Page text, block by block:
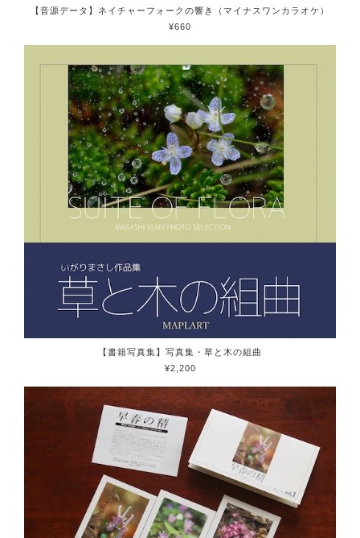
【音源データ】ネイチャーフォークの響き（マイナスワンカラオケ）
¥660
【書籍写真集】写真集・草と木の組曲
¥2,200